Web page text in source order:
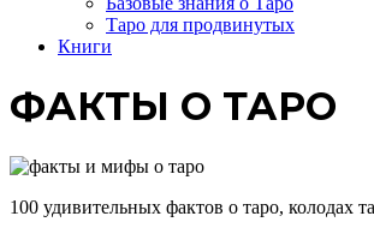
Таро для продвинутых
Книги
ФАКТЫ О ТАРО
100 удивительных фактов о таро, колодах